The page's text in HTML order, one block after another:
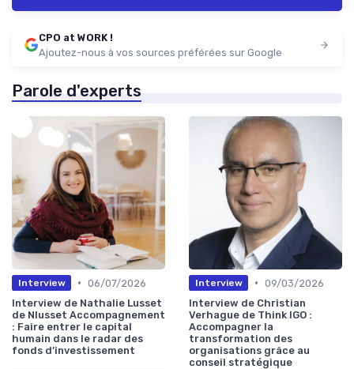
CPO at WORK !
Ajoutez-nous à vos sources préférées sur Google
Parole d'experts
Interview • 06/07/2026
Interview de Nathalie Lusset
de Nlusset Accompagnement
: Faire entrer le capital
humain dans le radar des
fonds d’investissement
Interview • 09/03/2026
Interview de Christian
Verhague de Think IGO :
Accompagner la
transformation des
organisations grâce au
conseil stratégique